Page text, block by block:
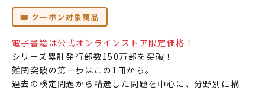
🎟️ クーポン対象商品
電子書籍は公式オンラインストア限定価格！
シリーズ累計発行部数150万部を突破！
難関突破の第一歩はこの1冊から。
過去の検定問題から精選した問題を中心に、分野別に構